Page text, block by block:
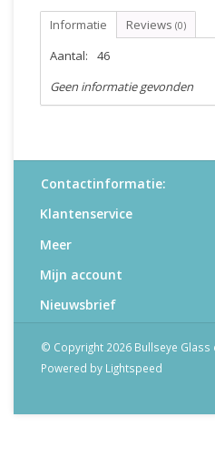
Informatie Reviews (0)
Aantal:
46
Geen informatie gevonden
Contactinformatie:
Klantenservice
Meer
Mijn account
Nieuwsbrief
© Copyright 2026 Bullseye Glass
Powered by Lightspeed